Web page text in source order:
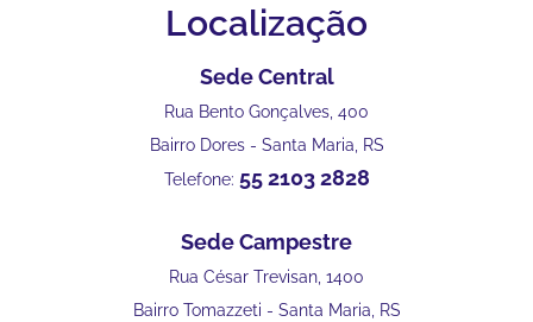
Localização
Sede Central
Rua Bento Gonçalves, 400
Bairro Dores - Santa Maria, RS
Telefone: 55 2103 2828
Sede Campestre
Rua César Trevisan, 1400
Bairro Tomazzeti - Santa Maria, RS